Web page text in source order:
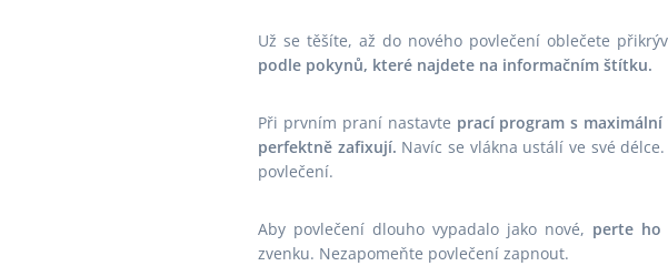
Už se těšíte, až do nového povlečení oblečete
podle pokynů, které najdete na informačním štítku.
Při prvním praní nastavte prací program s
perfektně zafixují. Navíc se vlákna ustálí ve své
povlečení.
Aby povlečení dlouho vypadalo jako nové, perte ho
zvenku. Nezapomeňte povlečení zapnout.